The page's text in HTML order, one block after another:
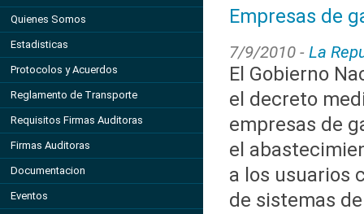
Quienes Somos
Estadisticas
Protocolos y Acuerdos
Reglamento de Transporte
Requisitos Firmas Auditoras
Firmas Auditoras
Documentacion
Eventos
Empresas de
7/9/2010 - La
El Gobierno
el decreto
empresas de
el
a los usuarios
de sistemas